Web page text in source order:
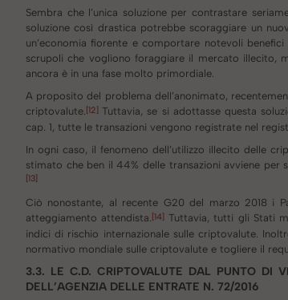
Sembra che l’unica soluzione per contrastare
soluzione così drastica potrebbe scoraggiare un
un’economia fiorente e comportare notevoli
scrupoli che vogliono foraggiare il mercato illecito,
ancora è in una fase molto primordiale.
A proposito del problema dell’anonimato,
criptovalute. [12]
Tuttavia, se si adottasse questa
cap. 1, tutte le transazioni vengono registrate nel
In ogni caso, il fenomeno dell’utilizzo illecito delle
stimato che ben il 44% delle transazioni avviene per
[13]
Ciò nonostante, al recente G20 del marzo 2018 i
atteggiamento attendista. [14]
Tuttavia, tutti gli Stati
indici di rischio internazionale sulle criptovalute.
normativo mondiale sulle criptovalute e togliere il
3.3. LE C.D. CRIPTOVALUTE DAL PUNTO DI
DELL’AGENZIA DELLE ENTRATE N. 72/2016